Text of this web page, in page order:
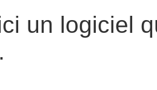
un logiciel